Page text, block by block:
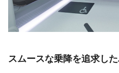
スムースな乗降を追求し